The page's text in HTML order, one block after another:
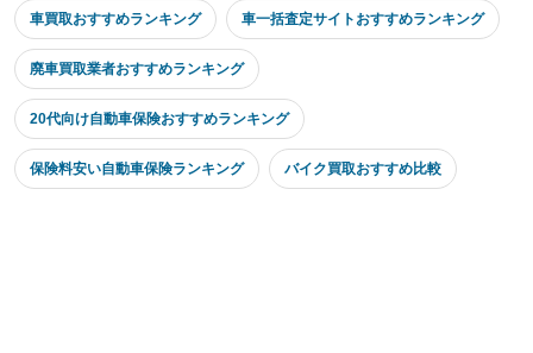
車買取おすすめランキング 車一括査定サイトおすすめランキング
廃車買取業者おすすめランキング
20代向け自動車保険おすすめランキング
保険料安い自動車保険ランキング バイク買取おすすめ比較